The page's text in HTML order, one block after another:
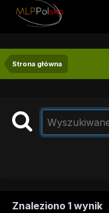
Strona główna
Znaleziono 1 wynik